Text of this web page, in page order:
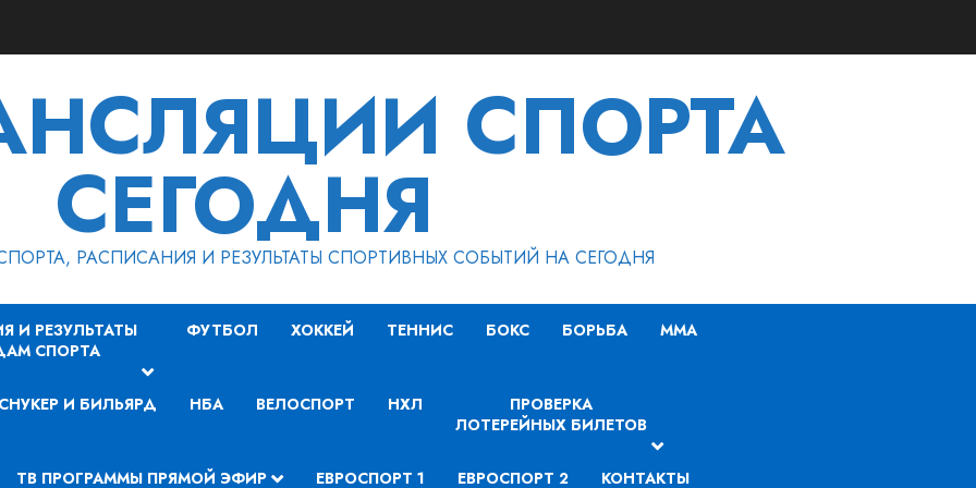
СПОРТА
СЕГОДНЯ
РАСПИСАНИЯ И РЕЗУЛЬТАТЫ СПОРТИВНЫХ СОБЫТИЙ НА СЕГОДНЯ
И РЕЗУЛЬТАТЫ
СПОРТА
ФУТБОЛ ХОККЕЙ ТЕННИС БОКС БОРЬБА MMA
СНУКЕР И БИЛЬЯРД НБА ВЕЛОСПОРТ НХЛ
ПРОВЕРКА
ЛОТЕРЕЙНЫХ БИЛЕТОВ
ТВ ПРОГРАММЫ ПРЯМОЙ ЭФИР ЕВРОСПОРТ 1 ЕВРОСПОРТ 2 КОНТАКТЫ